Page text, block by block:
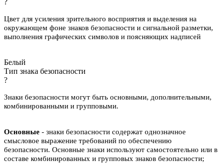
Цвет для усиления зрительного восприятия и выделения на
окружающем фоне знаков безопасности и сигнальной разметки,
выполнения графических символов и поясняющих надписей
Белый
Тип знака безопасности
?
Знаки безопасности могут быть основными, дополнительными,
комбинированными и групповыми.
Основные - знаки безопасности содержат однозначное
смысловое выражение требований по обеспечению
безопасности. Основные знаки используют самостоятельно или в
составе комбинированных и групповых знаков безопасности;